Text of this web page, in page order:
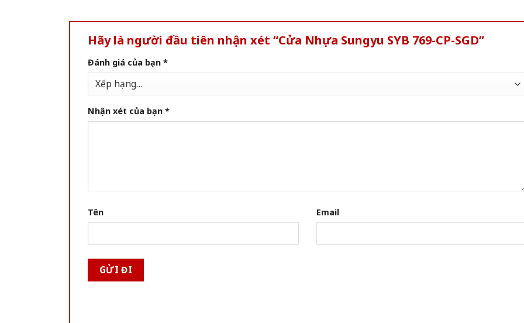
Hãy là người đầu tiên nhận xét “Cửa Nhựa Sungyu SYB 769-CP-SGD”
Đánh giá của bạn *
Nhận xét của bạn *
Tên Email